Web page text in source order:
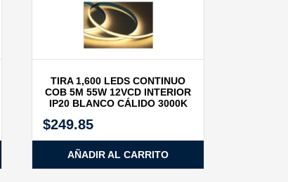
TIRA 1,600 LEDS CONTINUO
COB 5M 55W 12VCD INTERIOR
IP20 BLANCO CÁLIDO 3000K
$249.85
AÑADIR AL CARRITO